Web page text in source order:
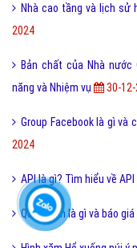
Nhà cao tầng và lịch sử
2024
Bản chất của Nhà
năng và Nhiệm vụ
30-
Group Facebook là gì và
2024
API là gì? Tìm hiểu về API
Quotation là gì và báo